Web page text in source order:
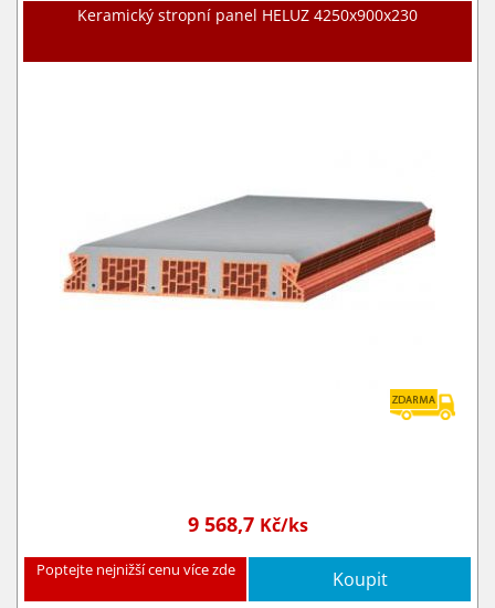
Keramický stropní panel HELUZ 4250x900x230
9 568,7 Kč/ks
Poptejte nejnižší cenu více zde Koupit